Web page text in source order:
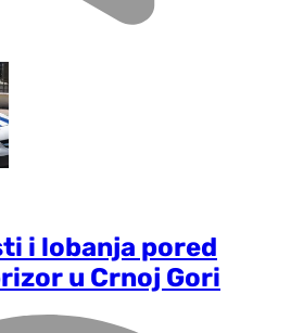
i lobanja pored
u Crnoj Gori